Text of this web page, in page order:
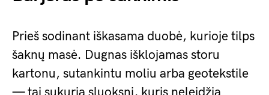
Prieš sodinant iškasama duobė, kurioje tilps
šaknų masė. Dugnas išklojamas storu
kartonu, sutankintu moliu arba geotekstile